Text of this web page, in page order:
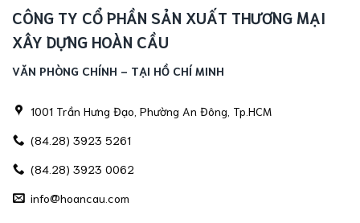
CÔNG TY CỔ PHẦN SẢN XUẤT THƯƠNG MẠI
XÂY DỰNG HOÀN CẦU
VĂN PHÒNG CHÍNH - TẠI HỒ CHÍ MINH
1001 Trần Hưng Đạo, Phường An Đông, Tp.HCM
(84.28) 3923 5261
(84.28) 3923 0062
info@hoancau.com